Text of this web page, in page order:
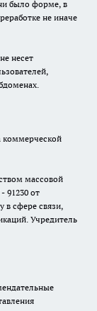
было форме, в
не иначе
несет
коммерческой
массовой
91230 от
в сфере связи,
Учредитель